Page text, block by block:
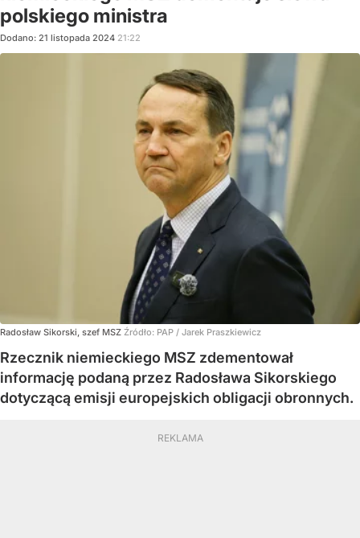
polskiego ministra
Dodano: 21 listopada 2024 21:22
Radosław Sikorski, szef MSZ Źródło: PAP / Jarek Praszkiewicz
Rzecznik niemieckiego MSZ zdementował
informację podaną przez Radosława Sikorskiego
dotyczącą emisji europejskich obligacji obronnych.